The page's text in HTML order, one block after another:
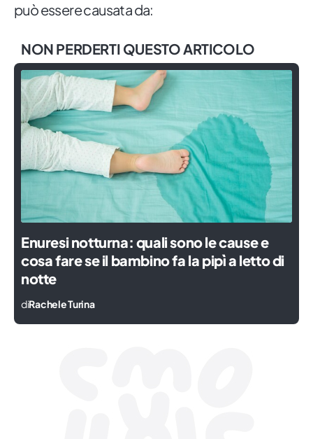
può essere causata da:
NON PERDERTI QUESTO ARTICOLO
Enuresi notturna: quali sono le cause e
cosa fare se il bambino fa la pipì a letto di
notte
diRachele Turina